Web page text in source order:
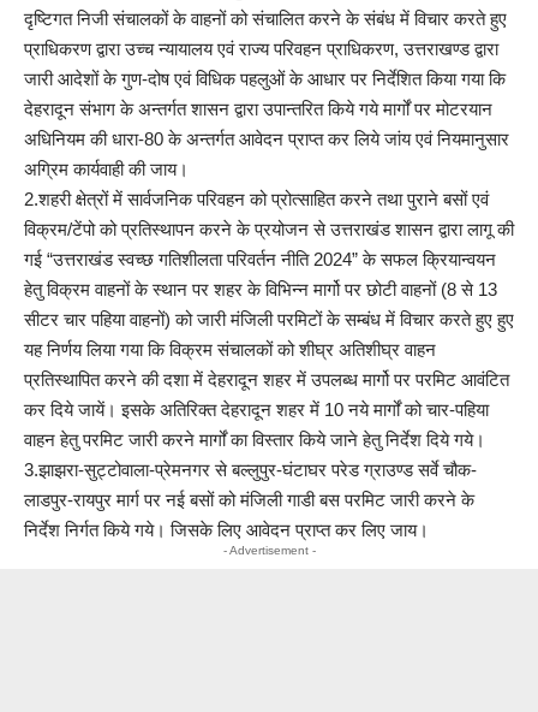
दृष्टिगत निजी संचालकों के वाहनों को संचालित करने के संबंध में विचार करते हुए
प्राधिकरण द्वारा उच्च न्यायालय एवं राज्य परिवहन प्राधिकरण, उत्तराखण्ड द्वारा
जारी आदेशों के गुण-दोष एवं विधिक पहलुओं के आधार पर निर्देशित किया गया कि
देहरादून संभाग के अन्तर्गत शासन द्वारा उपान्तरित किये गये मार्गों पर मोटरयान
अधिनियम की धारा-80 के अन्तर्गत आवेदन प्राप्त कर लिये जांय एवं नियमानुसार
अग्रिम कार्यवाही की जाय।
2.शहरी क्षेत्रों में सार्वजनिक परिवहन को प्रोत्साहित करने तथा पुराने बसों एवं
विक्रम/टेंपो को प्रतिस्थापन करने के प्रयोजन से उत्तराखंड शासन द्वारा लागू की
गई “उत्तराखंड स्वच्छ गतिशीलता परिवर्तन नीति 2024” के सफल क्रियान्वयन
हेतु विक्रम वाहनों के स्थान पर शहर के विभिन्न मार्गो पर छोटी वाहनों (8 से 13
सीटर चार पहिया वाहनों) को जारी मंजिली परमिटों के सम्बंध में विचार करते हुए हुए
यह निर्णय लिया गया कि विक्रम संचालकों को शीघ्र अतिशीघ्र वाहन
प्रतिस्थापित करने की दशा में देहरादून शहर में उपलब्ध मार्गो पर परमिट आवंटित
कर दिये जायें। इसके अतिरिक्त देहरादून शहर में 10 नये मार्गों को चार-पहिया
वाहन हेतु परमिट जारी करने मार्गों का विस्तार किये जाने हेतु निर्देश दिये गये।
3.झाझरा-सुट्टोवाला-प्रेमनगर से बल्लुपुर-घंटाघर परेड ग्राउण्ड सर्वे चौक-
लाडपुर-रायपुर मार्ग पर नई बसों को मंजिली गाडी बस परमिट जारी करने के
निर्देश निर्गत किये गये। जिसके लिए आवेदन प्राप्त कर लिए जाय।
- Advertisement -